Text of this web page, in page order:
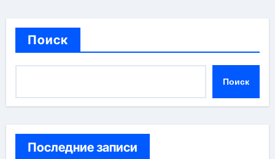
Поиск
Поиск
Последние записи